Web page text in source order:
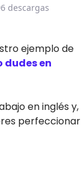
descargas
ejemplo de
dudes en
en inglés y,
perfeccionar